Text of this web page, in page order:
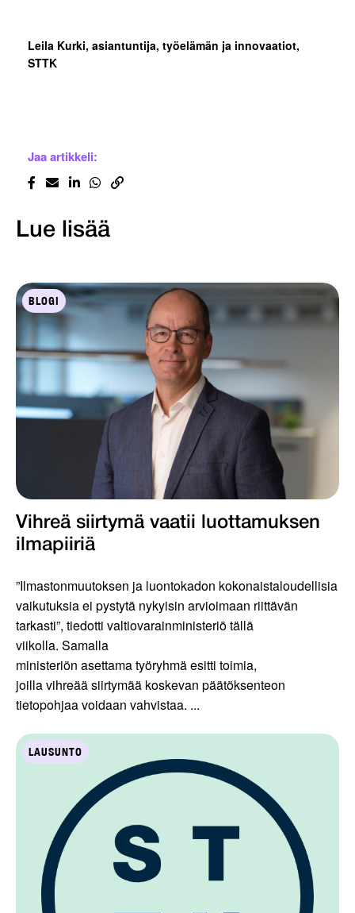
Leila Kurki, asiantuntija, työelämän ja innovaatiot,
STTK
Jaa artikkeli:
Lue lisää
BLOGI
Vihreä siirtymä vaatii luottamuksen
ilmapiiriä
”Ilmastonmuutoksen ja luontokadon kokonaistaloudellisia
vaikutuksia ei pystytä nykyisin arvioimaan riittävän
tarkasti”, tiedotti valtiovarainministeriö tällä
viikolla. Samalla
ministeriön asettama työryhmä esitti toimia,
joilla vihreää siirtymää koskevan päätöksenteon
tietopohjaa voidaan vahvistaa. ...
LAUSUNTO